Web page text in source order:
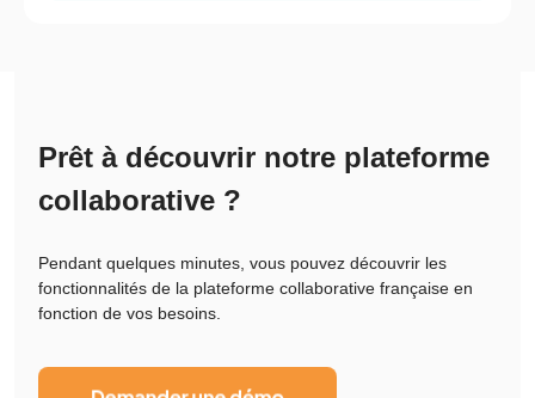
Prêt à découvrir notre plateforme
collaborative ?
Pendant quelques minutes, vous pouvez découvrir les
fonctionnalités de la plateforme collaborative française en
fonction de vos besoins.